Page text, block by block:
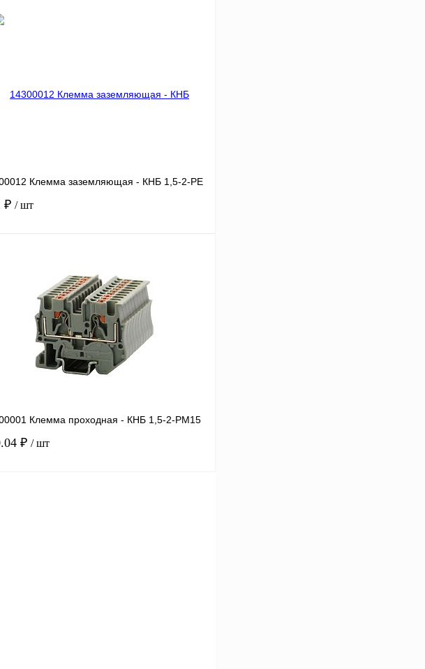
Клемма заземляющая - КНБ 1,5-2-РЕ
₽ / шт
в 1 клик Сравнение
Под заказ
Клемма проходная - КНБ 1,5-2-РМ15
₽ / шт